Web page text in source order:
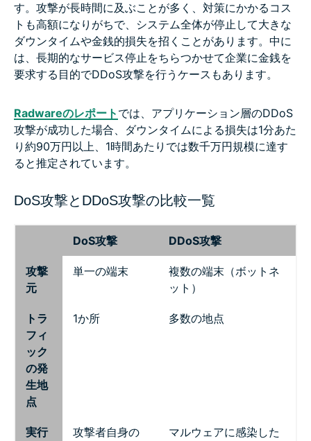
す。攻撃が長時間に及ぶことが多く、対策にかかるコス
トも高額になりがちで、システム全体が停止して大きな
ダウンタイムや金銭的損失を招くことがあります。中に
は、長期的なサービス停止をちらつかせて企業に金銭を
要求する目的でDDoS攻撃を行うケースもあります。
Radwareのレポート では、アプリケーション層のDDoS
攻撃が成功した場合、ダウンタイムによる損失は1分あた
り約90万円以上、1時間あたりでは数千万円規模に達す
ると推定されています。
DoS攻撃とDDoS攻撃の比較一覧
DoS攻撃 DDoS攻撃
攻撃
元
単一の端末
複数の端末（ボットネ
ット）
トラ
フィ
ック
の発
生地
点
1か所 多数の地点
実行
攻撃者自身の
マルウェアに感染した